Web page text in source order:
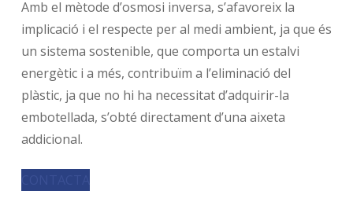
Amb el mètode d’osmosi inversa, s’afavoreix la
implicació i el respecte per al medi ambient, ja que és
un sistema sostenible, que comporta un estalvi
energètic i a més, contribuïm a l’eliminació del
plàstic, ja que no hi ha necessitat d’adquirir-la
embotellada, s’obté directament d’una aixeta
addicional.